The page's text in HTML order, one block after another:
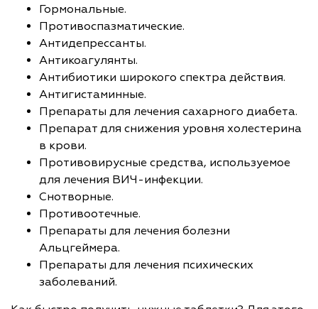
Гормональные.
Противоспазматические.
Антидепрессанты.
Антикоагулянты.
Антибиотики широкого спектра действия.
Антигистаминные.
Препараты для лечения сахарного диабета.
Препарат для снижения уровня холестерина
в крови.
Противовирусные средства, используемое
для лечения ВИЧ-инфекции.
Снотворные.
Противоотечные.
Препараты для лечения болезни
Альцгеймера.
Препараты для лечения психических
заболеваний.